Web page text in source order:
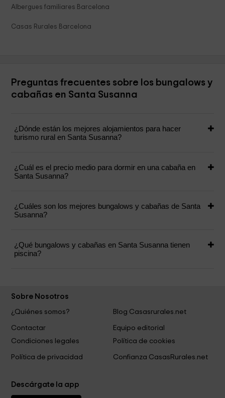
Albergues familiares Barcelona
Casas Rurales Barcelona
Preguntas frecuentes sobre los bungalows y
cabañas en Santa Susanna
¿Dónde están los mejores alojamientos para hacer
turismo rural en Santa Susanna?
¿Cuál es el precio medio para dormir en una cabaña en
Santa Susanna?
¿Cuáles son los mejores bungalows y cabañas de Santa
Susanna?
¿Qué bungalows y cabañas en Santa Susanna tienen
piscina?
Sobre Nosotros
¿Quiénes somos?
Blog Casasrurales.net
Contactar
Equipo editorial
Condiciones legales
Política de cookies
Política de privacidad Confianza CasasRurales.net
Descárgate la app